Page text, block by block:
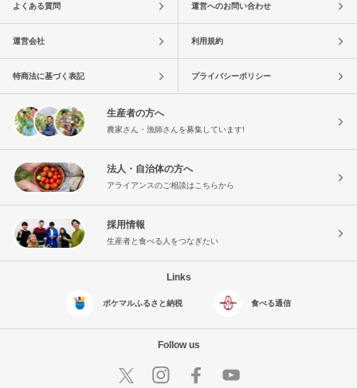
よくある質問 運営へのお問い合わせ
運営会社 利用規約
特商法に基づく表記 プライバシーポリシー
生産者の方へ
農家さん・漁師さんを募集しています!
法人・自治体の方へ
アライアンスのご相談はこちらから
採用情報
生産者と食べる人をつなぎたい
Links
ポケマルふるさと納税 食べる通信
Follow us